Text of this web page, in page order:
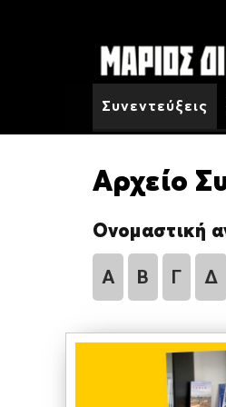
Συνεντεύξεις
Αρχείο
Ονομαστική
Α Β Γ Δ